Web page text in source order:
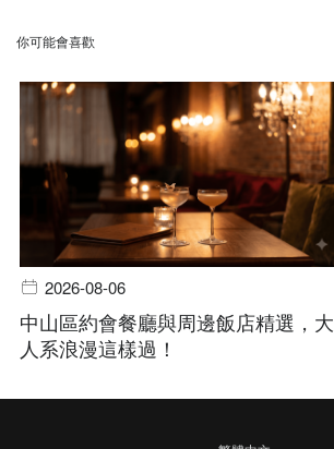
你可能會喜歡
2026-08-06
中山區約會餐廳與周邊飯店精選，大
人系浪漫這樣過！